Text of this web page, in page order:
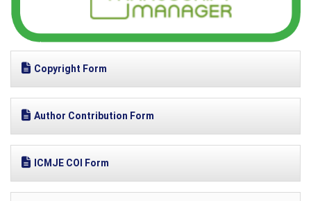
Copyright Form
Author Contribution Form
ICMJE COI Form